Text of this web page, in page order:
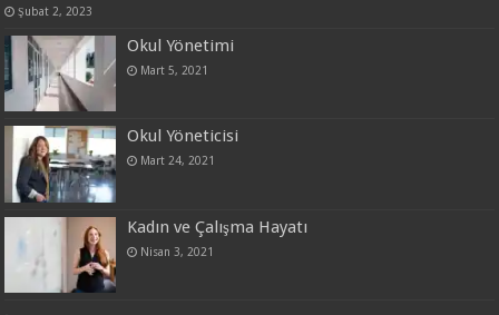
Şubat 2, 2023
Okul Yönetimi
Mart 5, 2021
Okul Yöneticisi
Mart 24, 2021
Kadın ve Çalışma Hayatı
Nisan 3, 2021